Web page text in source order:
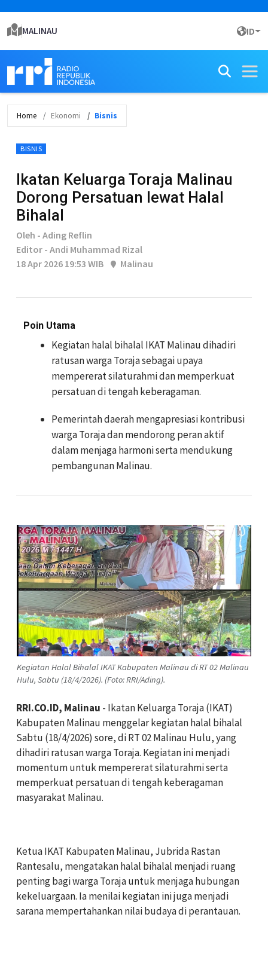
MALINAU ID
Home Ekonomi Bisnis
BISNIS
Ikatan Keluarga Toraja Malinau
Dorong Persatuan lewat Halal
Bihalal
Oleh - Ading Reflin
Editor - Andi Muhammad Rizal
18 Apr 2026 19:53 WIB
Malinau
Poin Utama
Kegiatan halal bihalal IKAT Malinau dihadiri
ratusan warga Toraja sebagai upaya
mempererat silaturahmi dan memperkuat
persatuan di tengah keberagaman.
Pemerintah daerah mengapresiasi kontribusi
warga Toraja dan mendorong peran aktif
dalam menjaga harmoni serta mendukung
pembangunan Malinau.
Kegiatan Halal Bihalal IKAT Kabupaten Malinau di RT 02 Malinau
Hulu, Sabtu (18/4/2026). (Foto: RRI/Ading).
RRI.CO.ID, Malinau - Ikatan Keluarga Toraja (IKAT)
Kabupaten Malinau menggelar kegiatan halal bihalal
Sabtu (18/4/2026) sore, di RT 02 Malinau Hulu, yang
dihadiri ratusan warga Toraja. Kegiatan ini menjadi
momentum untuk mempererat silaturahmi serta
memperkuat persatuan di tengah keberagaman
masyarakat Malinau.
‎Ketua IKAT Kabupaten Malinau, Jubrida Rastan
Rantesalu, mengatakan halal bihalal menjadi ruang
penting bagi warga Toraja untuk menjaga hubungan
kekeluargaan. Ia menilai kegiatan ini juga menjadi
sarana mempertahankan nilai budaya di perantauan.